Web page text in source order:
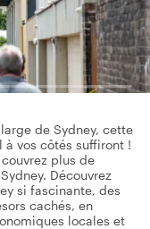
de Sydney, cette
vos côtés suffiront !
plus de
Découvrez
si fascinante, des
cachés, en
locales et